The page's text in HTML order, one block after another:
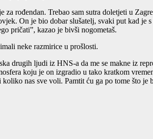
za rođendan. Trebao sam sutra doletjeti u
On je bio dobar slušatelj, svaki put kad
pričati”, kazao je bivši nogometaš.
neke razmirice u prošlosti.
drugih ljudi iz HNS-a da me se makne iz
koju je on izgradio u tako kratkom
nas sve voli. Pamtit ću ga po tome što